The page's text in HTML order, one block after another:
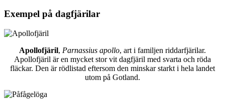
Exempel på dagfjärilar
Apollofjäril, Parnassius apollo, art i familjen riddarfjärilar.
Apollofjäril är en mycket stor vit dagfjäril med svarta och röda
fläckar. Den är rödlistad eftersom den minskar starkt i hela landet
utom på Gotland.